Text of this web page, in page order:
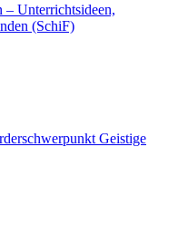
– Unterrichtsideen,
(SchiF)
Geistige